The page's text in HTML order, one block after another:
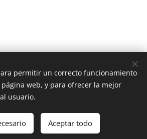
- Via dei Penitenzieri 19 -00193 ROMA
Cookies
Idiomas
English Français Español
permitir un correcto funcionamiento
web, y para ofrecer la mejor
usuario.
Aceptar todo